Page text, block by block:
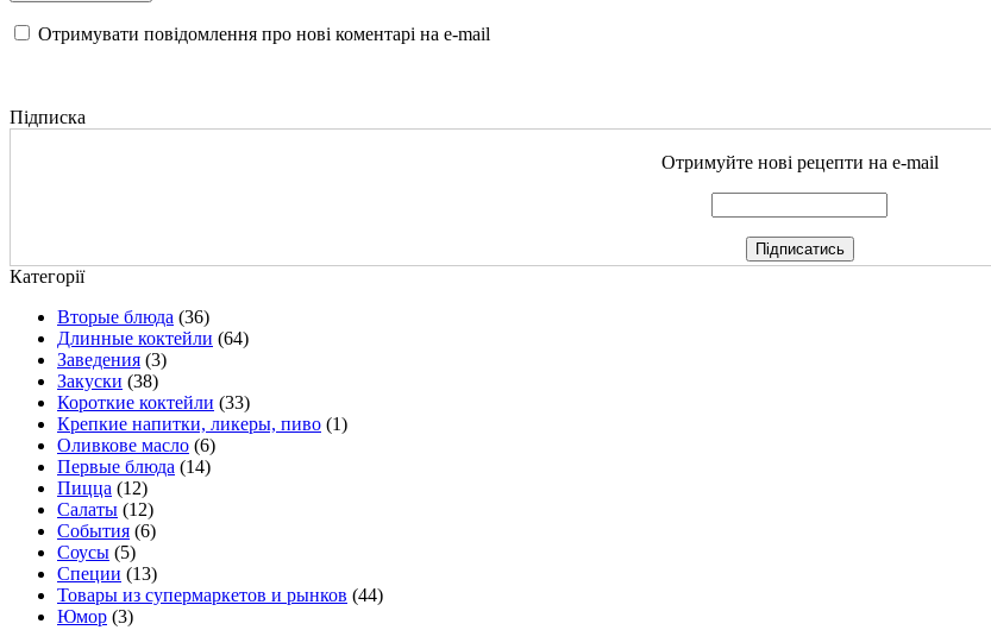
Отримувати повідомлення про нові коментарі на е-mail
Підписка
Отримуйте нові рецепти на e-mail
Категорії
Вторые блюда (36)
Длинные коктейли (64)
Заведения (3)
Закуски (38)
Короткие коктейли (33)
Крепкие напитки, ликеры, пиво (1)
Оливкове масло (6)
Первые блюда (14)
Пицца (12)
Салаты (12)
События (6)
Соусы (5)
Специи (13)
Товары из супермаркетов и рынков (44)
Юмор (3)